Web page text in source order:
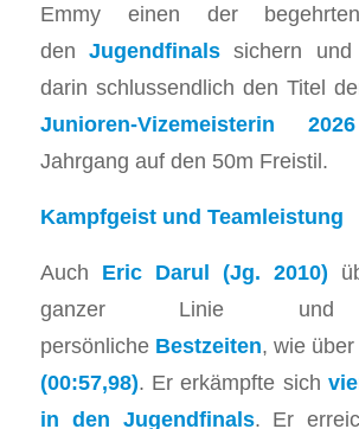
Emmy einen der
den Jugendfinalssichern
darin schlussendlich den Titel
Junioren-Vizemeisterin 2026
Jahrgang auf den 50m Freistil.
Kampfgeist und Teamleistung
​Auch Eric Darul (Jg. 2010)
ganzer Linie und
persönliche Bestzeiten, wie über
(00:57,98). Er erkämpfte sich
in den Jugendfinals. Er